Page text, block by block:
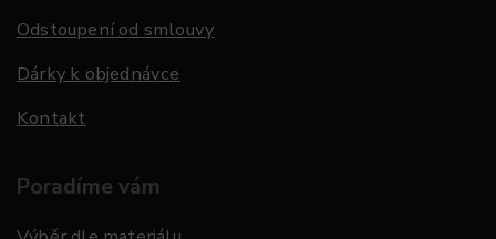
Odstoupení od smlouvy
Dárky k objednávce
Kontakt
Poradíme vám